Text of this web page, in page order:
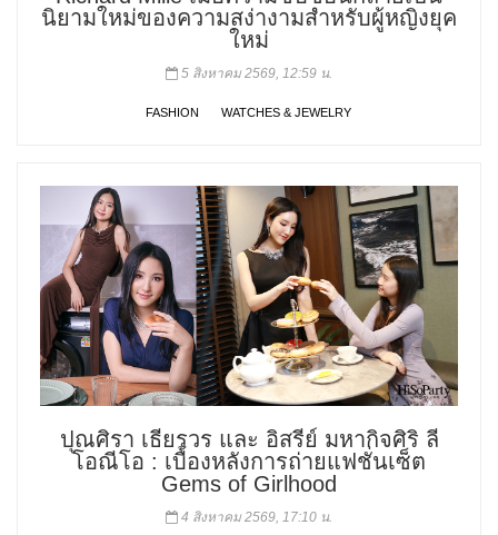
นิยามใหม่ของความสง่างามสำหรับผู้หญิงยุค
ใหม่
5 สิงหาคม 2569, 12:59 น.
FASHION WATCHES & JEWELRY
ปุณศิรา เธียรวร และ อิสรีย์ มหากิจศิริ ลี
โอณีโอ : เบื้องหลังการถ่ายแฟชั่นเซ็ต
Gems of Girlhood
4 สิงหาคม 2569, 17:10 น.